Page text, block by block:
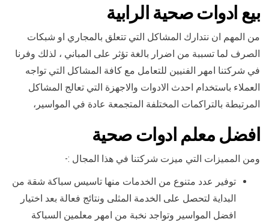
بيع ادوات صحية الرابية
من المهم ان نتدارك المشاكل التي تتعلق بالمجاري او شبكات
الصرف لما تسببة من اضرار بالغة تؤثر على المباني ، لذلك وفرنا
في شركتنا امهر الفنيين للتعامل مع كافة المشاكل التي تواجه
العملاء باستخدام احدث الادوات والاجهزة التي تعالج المشاكل
المرتبطة بالتراكمات المختلفة المتجمعة عادة في المواسير،
افضل معلم ادوات صحية
ومن المميزات التي ميزت شركتنا في هذا المجال :-
توفير عدد متنوع من الخدمات منها تاسيس سباكة شقة من
البداية لتحصل على الخدمة المثلى ونتائج فعالة بعد اختيار
افضل المواسير وتواجد نخبة من امهر معلمين السباكة